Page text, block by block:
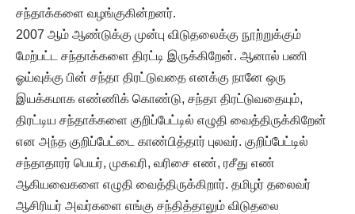
சந்தாக்களை வழங்குகின்றனர்.
2007 ஆம் ஆண்டுக்கு முன்பு விடுதலைக்கு நூற்றுக்கும்
மேற்பட்ட சந்தாக்களை திரட்டி இருக்கிறேன். ஆனால் பணி
ஓய்வுக்கு பின் சந்தா திரட்டுவதை எனக்கு நானே ஒரு
இயக்கமாக எண்ணிக் கொண்டு, சந்தா திரட்டுவதையும்,
திரட்டிய சந்தாக்களை குறிப்பேட்டில் எழுதி வைத்திருக்கிறேன்
என அந்த குறிப்பேட்டை காண்பித்தார் புலவர். குறிப்பேட்டில்
சந்தாதாரர் பெயர், முகவரி, வரிசை எண், ரசீது எண்
ஆகியவைகளை எழுதி வைத்திருக்கிறார். தமிழர் தலைவர்
ஆசிரியர் அவர்களை எங்கு சந்தித்தாலும் விடுதலை